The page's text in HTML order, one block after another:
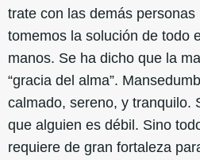
trate con las demás
tomemos la solución de todo
manos. Se ha dicho que la
“gracia del alma”.
calmado, sereno, y tranquilo.
que alguien es débil. Sino
requiere de gran fortaleza